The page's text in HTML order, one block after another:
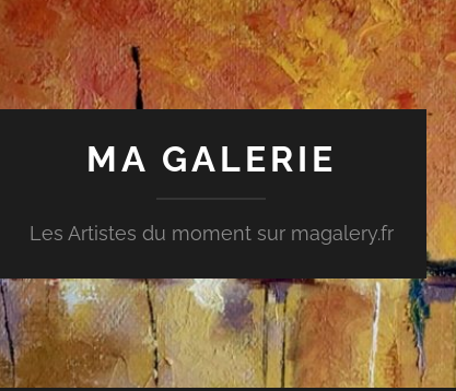
MA GALERIE
Les Artistes du moment sur magalery.fr